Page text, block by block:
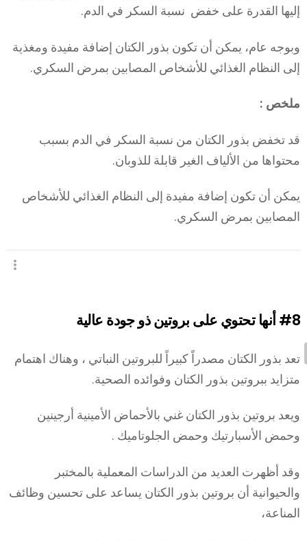
إليها القدرة على خفض نسبة السكر في الدم.
وبوجه عام، يمكن أن تكون بذور الكتان إضافة مفيدة ومغذية
إلى النظام الغذائي للأشخاص المصابين بمرض السكري.
ملخص :
قد تخفض بذور الكتان من نسبة السكر في الدم بسبب
محتواها من الألياف الغير قابلة للذوبان.
يمكن أن تكون إضافة مفيدة إلى النظام الغذائي للأشخاص
المصابين بمرض السكري.
#8أنها تحتوي على بروتين ذو جودة عالية
تعد بذور الكتان مصدراً كبيراً للبروتين النباتي ، وهناك اهتمام
متزايد ببروتين بذور الكتان وفوائده الصحية.
ويعد بروتين بذور الكتان غني بالأحماض الأمينية أرجينين
وحمض الأسبارتيك وحمض الجلوتاميك .
وقد أظهرت العديد من الدراسات المعملية بالمختبر
والحيوانية أن بروتين بذور الكتان يساعد على تحسين وظائف
المناعة،